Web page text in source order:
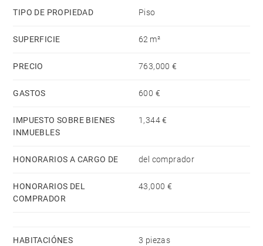
tranquilo y privilegiado, cerca del centro de Biarritz.
TIPO DE PROPIEDAD Piso
SUPERFICIE 62 m²
PRECIO 763,000 €
GASTOS 600 €
IMPUESTO SOBRE BIENES
INMUEBLES
1,344 €
HONORARIOS A CARGO DE del comprador
HONORARIOS DEL
COMPRADOR
43,000 €
HABITACIÓNES 3 piezas